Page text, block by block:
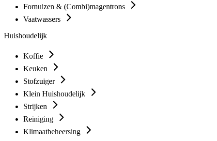
Fornuizen & (Combi)magentrons
Vaatwassers
Huishoudelijk
Koffie
Keuken
Stofzuiger
Klein Huishoudelijk
Strijken
Reiniging
Klimaatbeheersing